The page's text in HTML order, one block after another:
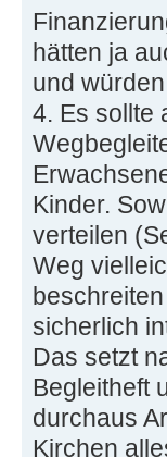
hätten ja
und
4. Es sollte
Kinder.
verteilen
Weg
sicherlich
Das setzt
Begleitheft
durchaus
Kirchen